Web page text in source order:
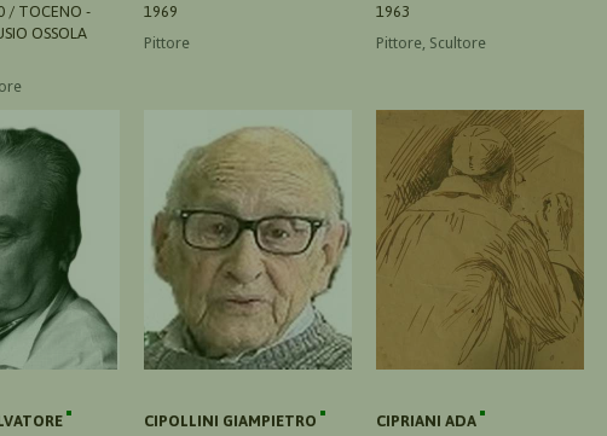
/ TOCENO -
OSSOLA
1969
Pittore
1963
Pittore, Scultore
CIPOLLINI GIAMPIETRO
CIPRIANI ADA